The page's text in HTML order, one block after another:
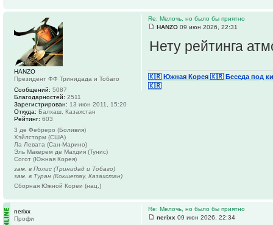
Re: Мелочь, но было бы приятно
HANZO 09 июн 2026, 22:31
Нету рейтинга
🇰🇷 Южная Корея 🇰🇷 Беседа под
🇰🇷
HANZO
Президент ФФ Тринидада и Тобаго
Сообщений: 5087
Благодарностей: 2511
Зарегистрирован: 13 июн 2011, 15:20
Откуда: Балхаш, Казахстан
Рейтинг: 603
3 де Фебреро (Боливия)
Хэйлсторм (США)
Ла Левата (Сан-Марино)
Эль Макерем де Махдия (Тунис)
Согот (Южная Корея)
зам. в Полис (Тринидад и Тобаго)
зам. в Туран (Кокшетау, Казахстан)
Сборная Южной Кореи (нац.)
Re: Мелочь, но было бы приятно
nerixx 09 июн 2026, 22:34
nerixx
Профи